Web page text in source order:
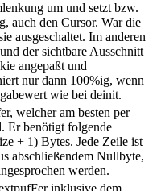
um und setzt bzw.
auch den Cursor. War die
ausgeschaltet. Im anderen
der sichtbare Ausschnitt
angepaßt und
nur dann 100%ig, wenn
wie bei deinit.
welcher am besten per
Er benötigt folgende
+ 1) Bytes. Jede Zeile ist
abschließendem Nullbyte,
werden.